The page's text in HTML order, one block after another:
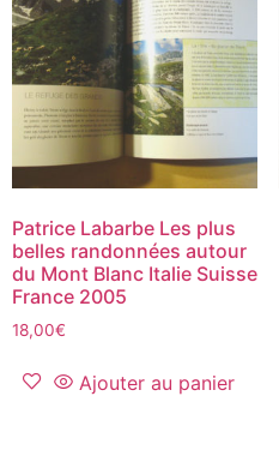
Patrice Labarbe Les plus
belles randonnées autour
du Mont Blanc Italie Suisse
France 2005
18,00€
Ajouter au panier